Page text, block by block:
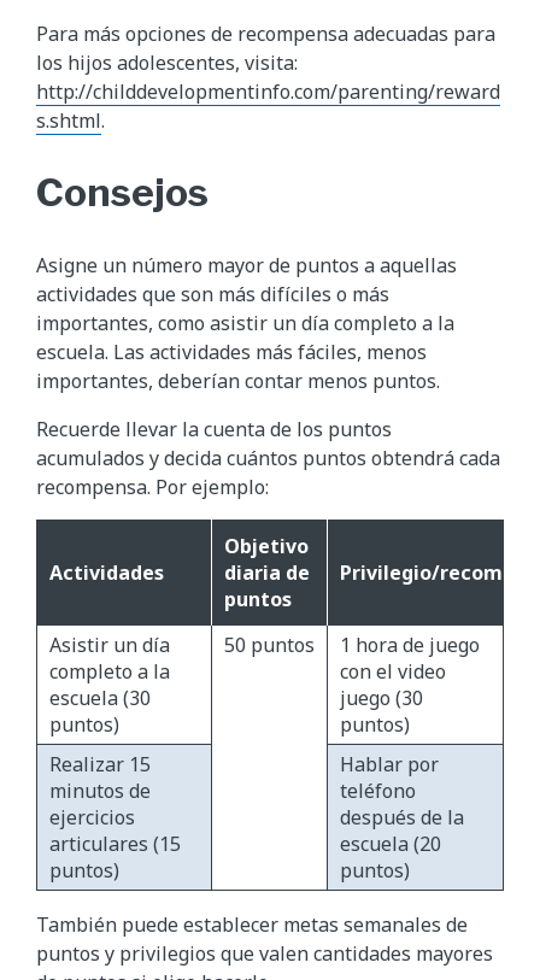
Para más opciones de recompensa adecuadas para
los hijos adolescentes, visita:
http://childdevelopmentinfo.com/parenting/reward
s.shtml.
Consejos
Asigne un número mayor de puntos a aquellas
actividades que son más difíciles o más
importantes, como asistir un día completo a la
escuela. Las actividades más fáciles, menos
importantes, deberían contar menos puntos.
Recuerde llevar la cuenta de los puntos
acumulados y decida cuántos puntos obtendrá cada
recompensa. Por ejemplo:
Actividades
Objetivo
diaria de
puntos
Privilegio/
Asistir un día
completo a la
escuela (30
puntos)
50 puntos
1 hora de juego
con el video
juego (30
puntos)
Realizar 15
minutos de
ejercicios
articulares (15
puntos)
Hablar por
teléfono
después de la
escuela (20
puntos)
También puede establecer metas semanales de
puntos y privilegios que valen cantidades mayores